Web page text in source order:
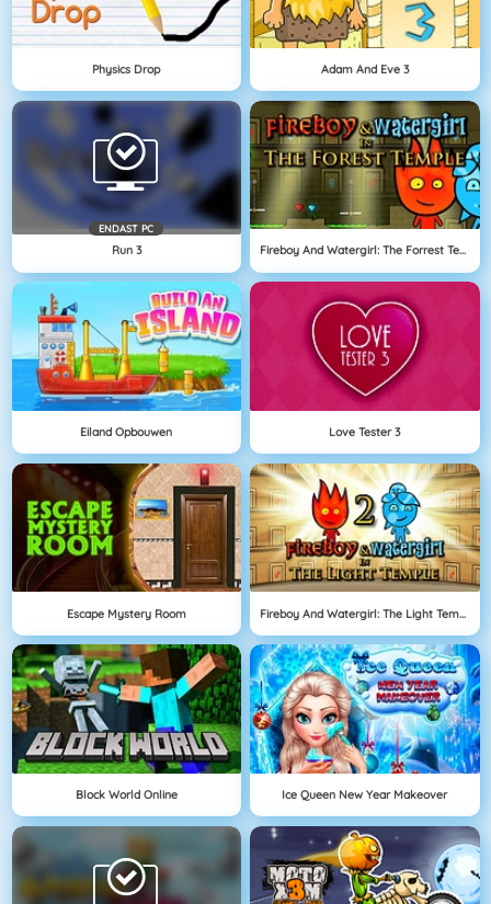
Physics Drop Adam And Eve 3
ENDAST PC
Run 3 Fireboy And Watergirl: The Forrest Temple
Eiland Opbouwen Love Tester 3
Escape Mystery Room Fireboy And Watergirl: The Light Temple
Block World Online Ice Queen New Year Makeover